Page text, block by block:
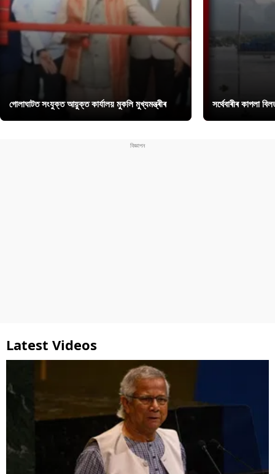
গোলাঘাটত সংযুক্ত আয়ুক্ত কাৰ্যালয় মুকলি মুখ্যমন্ত্ৰীৰ সৰ্থেবাৰীৰ কাপলা
Latest Videos